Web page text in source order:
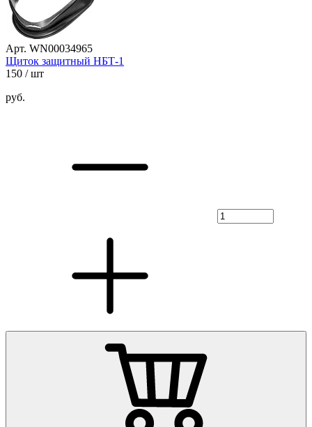
Арт. WN00034965
Щиток защитный НБТ-1
150 / шт
руб.